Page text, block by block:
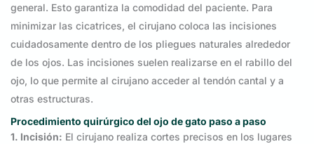
general. Esto garantiza la comodidad del paciente. Para
minimizar las cicatrices, el cirujano coloca las incisiones
cuidadosamente dentro de los pliegues naturales alrededor
de los ojos. Las incisiones suelen realizarse en el rabillo del
ojo, lo que permite al cirujano acceder al tendón cantal y a
otras estructuras.
Procedimiento quirúrgico del ojo de gato paso a paso
1. Incisión: El cirujano realiza cortes precisos en los lugares